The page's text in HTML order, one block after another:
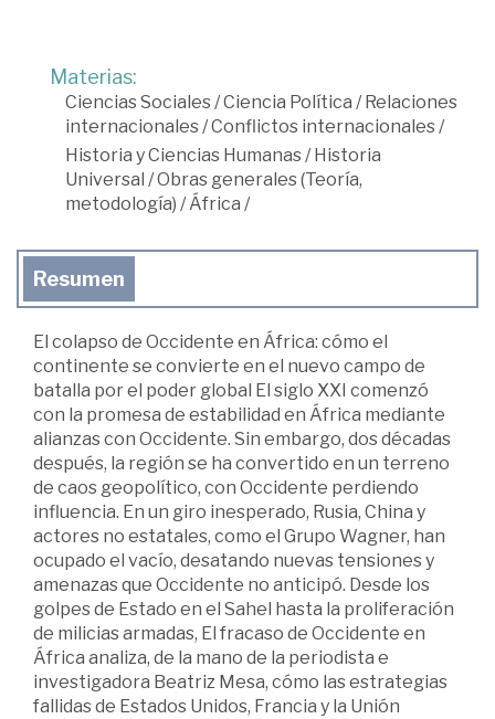
Materias:
Ciencias Sociales/Ciencia Política /Relaciones
internacionales/Conflictos internacionales/
Historia y Ciencias Humanas/Historia
Universal /Obras generales (Teoría,
metodología) /África /
Resumen
El colapso de Occidente en África: cómo el
continente se convierte en el nuevo campo de
batalla por el poder global El siglo XXI comenzó
con la promesa de estabilidad en África mediante
alianzas con Occidente. Sin embargo, dos décadas
después, la región se ha convertido en un terreno
de caos geopolítico, con Occidente perdiendo
influencia. En un giro inesperado, Rusia, China y
actores no estatales, como el Grupo Wagner, han
ocupado el vacío, desatando nuevas tensiones y
amenazas que Occidente no anticipó. Desde los
golpes de Estado en el Sahel hasta la proliferación
de milicias armadas, El fracaso de Occidente en
África analiza, de la mano de la periodista e
investigadora Beatriz Mesa, cómo las estrategias
fallidas de Estados Unidos, Francia y la Unión